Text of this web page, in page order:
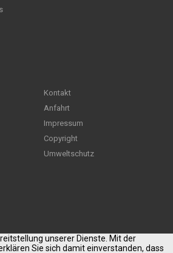
Kontakt
Anfahrt
Impressum
Copyright
Umweltschutz
unserer Dienste. Mit der
Sie sich damit einverstanden, dass